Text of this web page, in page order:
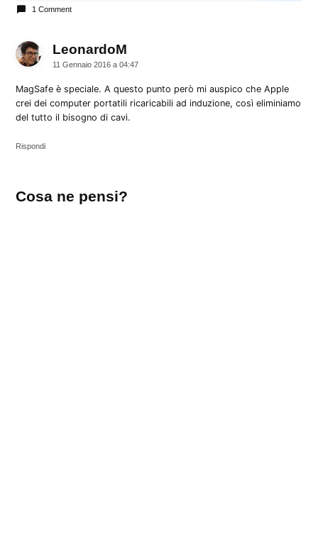
1 Comment
LeonardoM
11 Gennaio 2016 a 04:47
MagSafe è speciale. A questo punto però mi auspico che Apple
crei dei computer portatili ricaricabili ad induzione, così eliminiamo
del tutto il bisogno di cavi.
Rispondi
un
Cosa ne pensi?